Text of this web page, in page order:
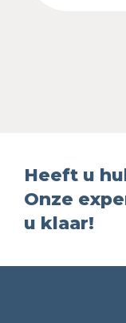
Heeft u
Onze
u klaar!